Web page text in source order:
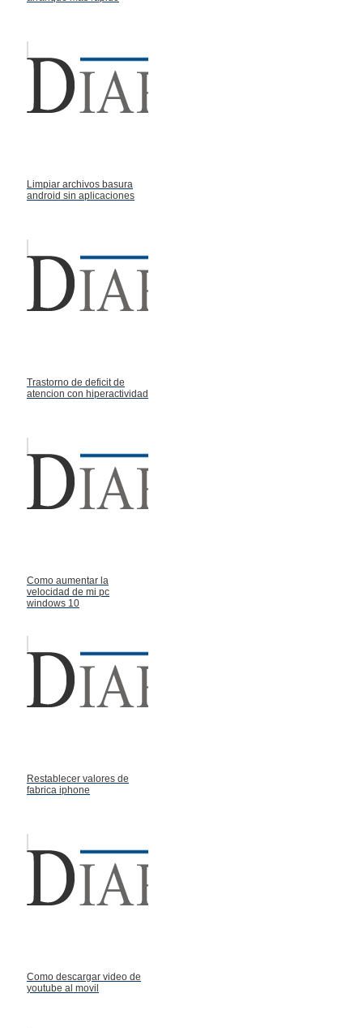
Limpiar archivos basura
android sin aplicaciones
Trastorno de deficit de
atencion con hiperactividad
Como aumentar la
velocidad de mi pc
windows 10
Restablecer valores de
fabrica iphone
Como descargar video de
youtube al movil